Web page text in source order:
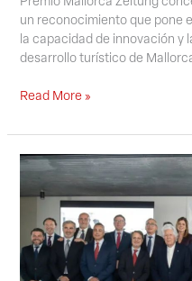
un reconocimiento que pone
la capacidad de innovación y
desarrollo turístico de
Read More »
Miguel
Fluxà
recibe
el
Personaje
Mallorcadiario
2026
en
reconocimiento